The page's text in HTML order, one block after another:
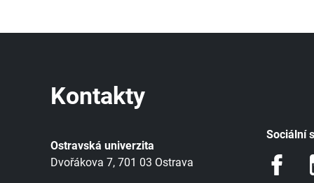
Kontakty
Ostravská univerzita
Dvořákova 7, 701 03 Ostrava
Sociální